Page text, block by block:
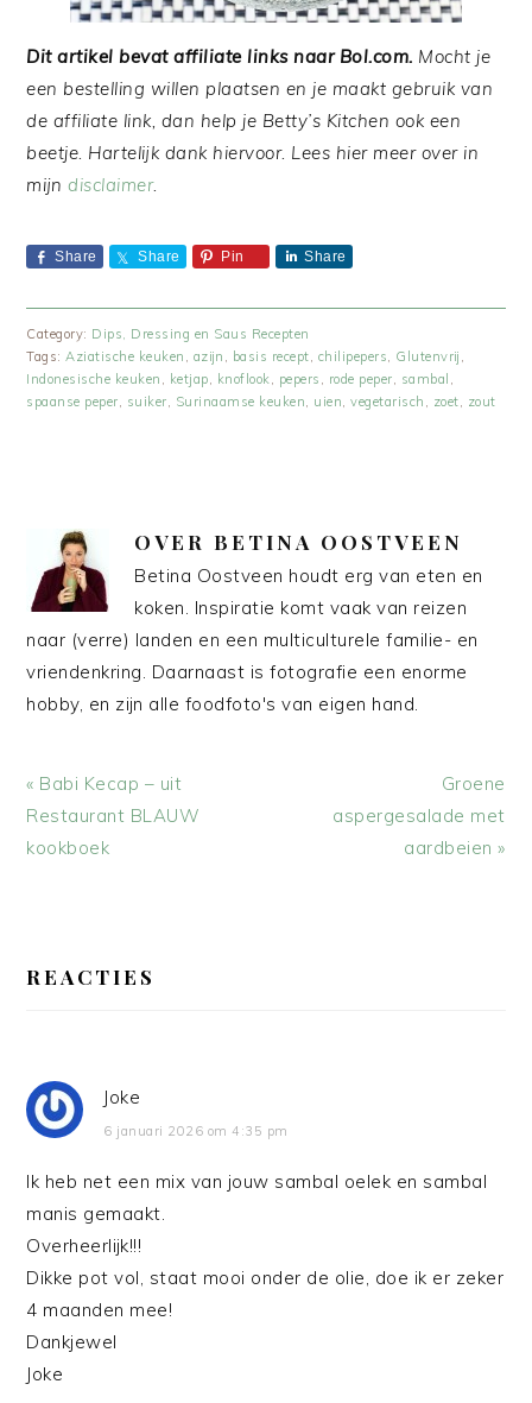
Dit artikel bevat affiliate links naar Bol.com. Mocht je
een bestelling willen plaatsen en je maakt gebruik van
de affiliate link, dan help je Betty’s Kitchen ook een
beetje. Hartelijk dank hiervoor. Lees hier meer over in
mijndisclaimer.
Share Share Pin Share
Category: Dips, Dressing en Saus Recepten
Tags:Aziatische keuken , azijn , basis recept, chilipepers, Glutenvrij ,
Indonesische keuken , ketjap, knoflook, pepers , rode peper, sambal ,
spaanse peper, suiker, Surinaamse keuken, uien,vegetarisch , zoet, zout
OVER BETINA OOSTVEEN
Betina Oostveen houdt erg van eten en
koken. Inspiratie komt vaak van reizen
naar (verre) landen en een multiculturele familie- en
vriendenkring. Daarnaast is fotografie een enorme
hobby, en zijn alle foodfoto's van eigen hand.
Vorig
bericht:
« Babi Kecap – uit
Restaurant BLAUW
kookboek
Volgend
bericht:
Groene
aspergesalade met
aardbeien »
INTERACTIES
REACTIES
Joke
6 januari 2026 om 4:35 pm
Ik heb net een mix van jouw sambal oelek en sambal
manis gemaakt.
Overheerlijk!!!
Dikke pot vol, staat mooi onder de olie, doe ik er zeker
4 maanden mee!
Dankjewel
Joke